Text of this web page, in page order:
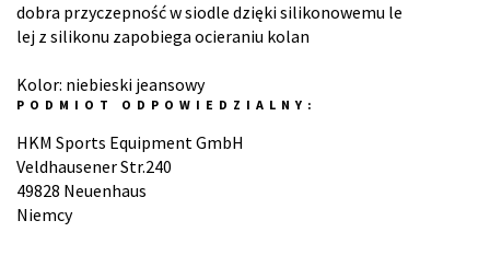
dobra przyczepność w siodle dzięki silikonowemu le
lej z silikonu zapobiega ocieraniu kolan
Kolor: niebieski jeansowy
PODMIOT ODPOWIEDZIALNY:
HKM Sports Equipment GmbH
Veldhausener Str.240
49828 Neuenhaus
Niemcy